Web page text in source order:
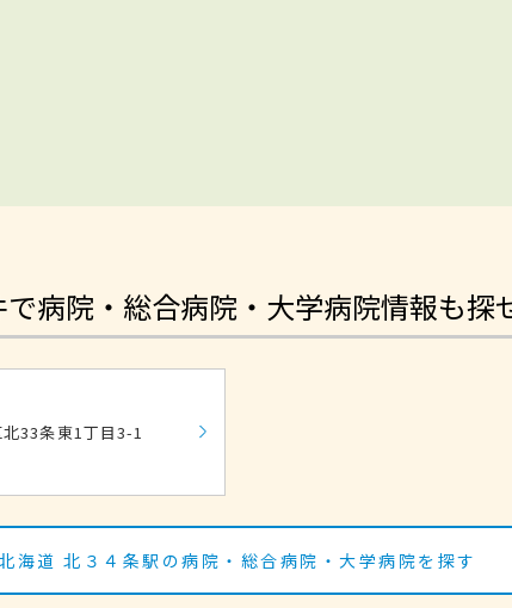
病院・総合病院・大学病院情報も探
33条東1丁目3-1
海道 北３４条駅の病院・総合病院・大学病院を探す